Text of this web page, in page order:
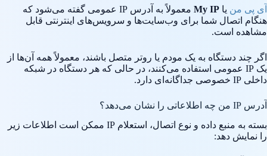
آی پی من یا My IP
معمولاً به آدرس IP عمومی گفته می‌شود که
هنگام اتصال شما برای وب‌سایت‌ها و سرویس‌های اینترنتی قابل
مشاهده است.
اگر چند دستگاه به یک مودم یا روتر متصل باشند، معمولاً همه آن‌ها از
یک IP عمومی استفاده می‌کنند، در حالی که هر دستگاه در شبکه
داخلی IP خصوصی جداگانه‌ای دارد.
آدرس IP من چه اطلاعاتی را نشان می‌دهد؟
بسته به منبع داده و نوع اتصال، استعلام IP ممکن است اطلاعات زیر
را نمایش دهد: